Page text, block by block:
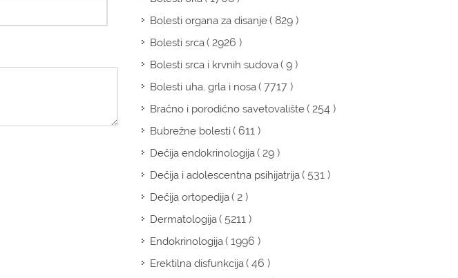
Bolesti organa za disanje( 829 )
Bolesti srca( 2926 )
Bolesti srca i krvnih sudova( 9 )
Bolesti uha, grla i nosa( 7717 )
Bračno i porodično savetovalište( 254 )
Bubrežne bolesti( 611 )
Dečija endokrinologija( 29 )
Dečija i adolescentna psihijatrija( 531 )
Dečija ortopedija( 2 )
Dermatologija( 5211 )
Endokrinologija( 1996 )
Erektilna disfunkcija( 46 )